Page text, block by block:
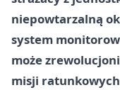
niepowtarzalną
system
może
misji